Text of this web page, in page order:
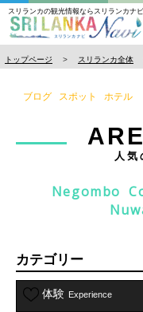
スリランカの観光情報ならスリランカナビ
トップページ > スリランカ全体
ブログ スポット ホテル
人気
Negombo
カテゴリー
体験 Experience